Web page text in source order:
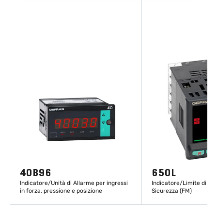
40B96
Indicatore/Unità di Allarme per ingressi
in forza, pressione e posizione
650L
Indicatore/Limite di
Sicurezza (FM)